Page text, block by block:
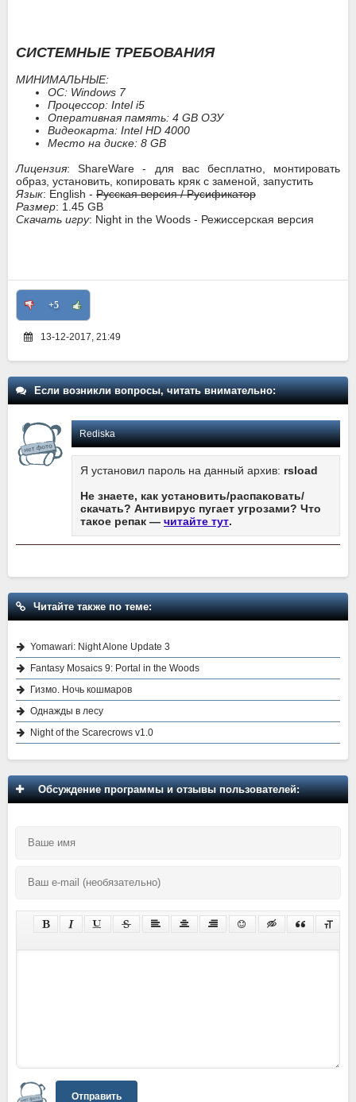
СИСТЕМНЫЕ ТРЕБОВАНИЯ
МИНИМАЛЬНЫЕ:
ОС: Windows 7
Процессор: Intel i5
Оперативная память: 4 GB ОЗУ
Видеокарта: Intel HD 4000
Место на диске: 8 GB
Лицензия: ShareWare - для вас бесплатно, монтировать
образ, установить, копировать кряк с заменой, запустить
Язык: English - Русская версия / Русификатор
Размер: 1.45 GB
Скачать игру: Night in the Woods - Режиссерская версия
+5
13-12-2017, 21:49
Если возникли вопросы, читать внимательно:
Rediska
Я установил пароль на данный архив: rsload
Не знаете, как установить/распаковать/
скачать? Антивирус пугает угрозами? Что
такое репак — читайте тут.
Читайте также по теме:
Yomawari: Night Alone Update 3
Fantasy Mosaics 9: Portal in the Woods
Гизмо. Ночь кошмаров
Однажды в лесу
Night of the Scarecrows v1.0
Обсуждение программы и отзывы пользователей:
Отправить